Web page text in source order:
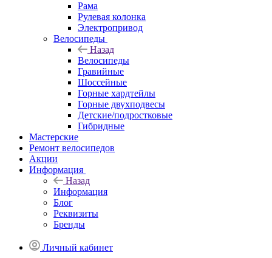
Рама
Рулевая колонка
Электропривод
Велосипеды
Назад
Велосипеды
Гравийные
Шоссейные
Горные хардтейлы
Горные двухподвесы
Детские/подростковые
Гибридные
Мастерские
Ремонт велосипедов
Акции
Информация
Назад
Информация
Блог
Реквизиты
Бренды
Личный кабинет